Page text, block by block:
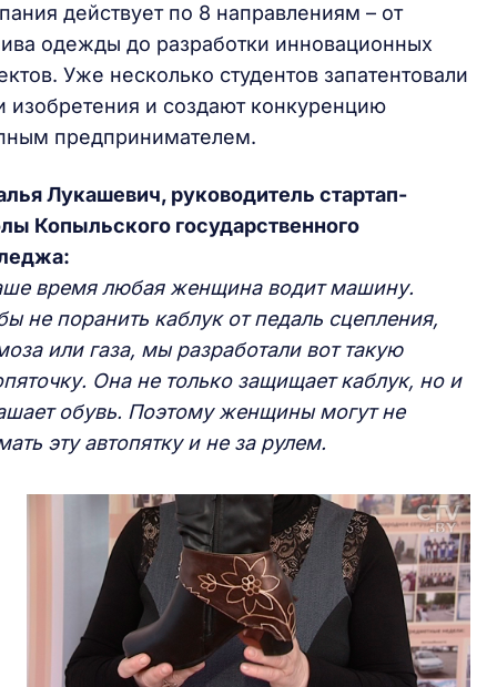
действует по 8 направлениям – от
одежды до разработки инновационных
Уже несколько студентов запатентовали
изобретения и создают конкуренцию
предпринимателем.
Лукашевич, руководитель стартап-
Копыльского государственного
время любая женщина водит машину.
не поранить каблук от педаль сцепления,
или газа, мы разработали вот такую
Она не только защищает каблук, но и
обувь. Поэтому женщины могут не
эту автопятку и не за рулем.